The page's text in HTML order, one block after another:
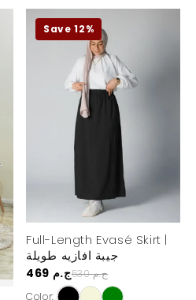
Save 12%
Full-Length Evasé Skirt |
جيبة افازيه طويلة
469 ج.م
530 ج.م
Color: